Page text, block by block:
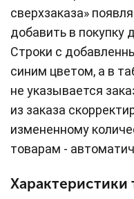
сверхзаказа»
добавить в покупку
Строки с
синим цветом, а в
не указывается
из заказа
измененному
товарам -
Характеристики